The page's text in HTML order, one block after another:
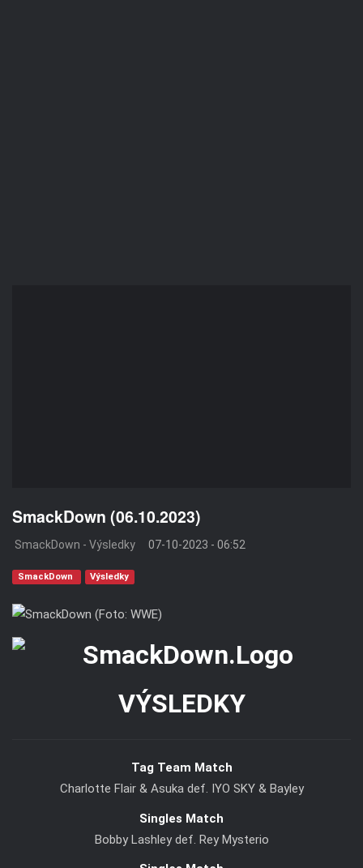
SmackDown (06.10.2023)
SmackDown - Výsledky 07-10-2023 - 06:52
SmackDown Výsledky
VÝSLEDKY
Tag Team Match
Charlotte Flair & Asuka def. IYO SKY & Bayley
Singles Match
Bobby Lashley def. Rey Mysterio